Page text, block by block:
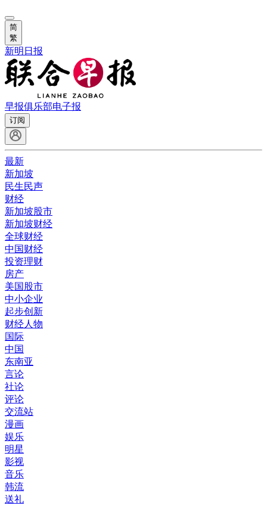
简
繁
新明日报
早报俱乐部电子报
订阅
最新
新加坡
民生民声
财经
新加坡股市
新加坡财经
全球财经
中国财经
投资理财
房产
美国股市
中小企业
起步创新
财经人物
国际
中国
东南亚
言论
社论
评论
交流站
漫画
娱乐
明星
影视
音乐
韩流
送礼